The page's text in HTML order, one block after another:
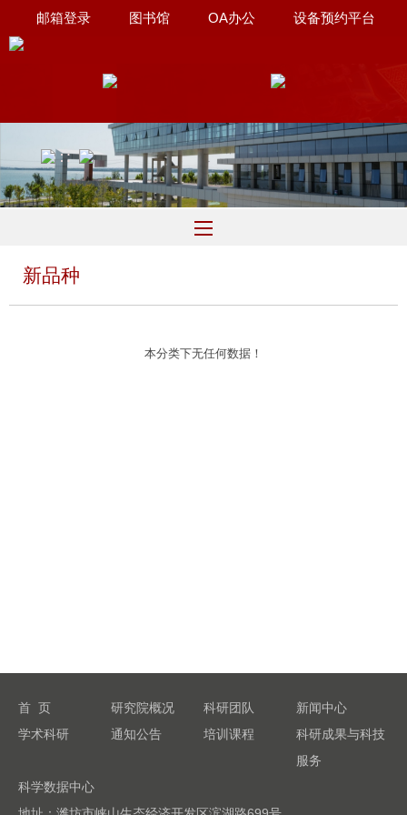
设备预约平台
OA办公
图书馆
邮箱登录
∷
新品种
本分类下无任何数据！
首 页 研究院概况 科研团队
新闻中心
学术科研
通知公告 培训课程
科研成果与科技
服务
科学数据中心